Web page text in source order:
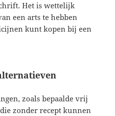
Het is wettelijk
een arts te hebben
kunt kopen bij een
zoals bepaalde vrij
zonder recept kunnen